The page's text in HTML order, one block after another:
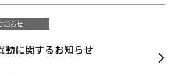
知らせ
動に関するお知らせ